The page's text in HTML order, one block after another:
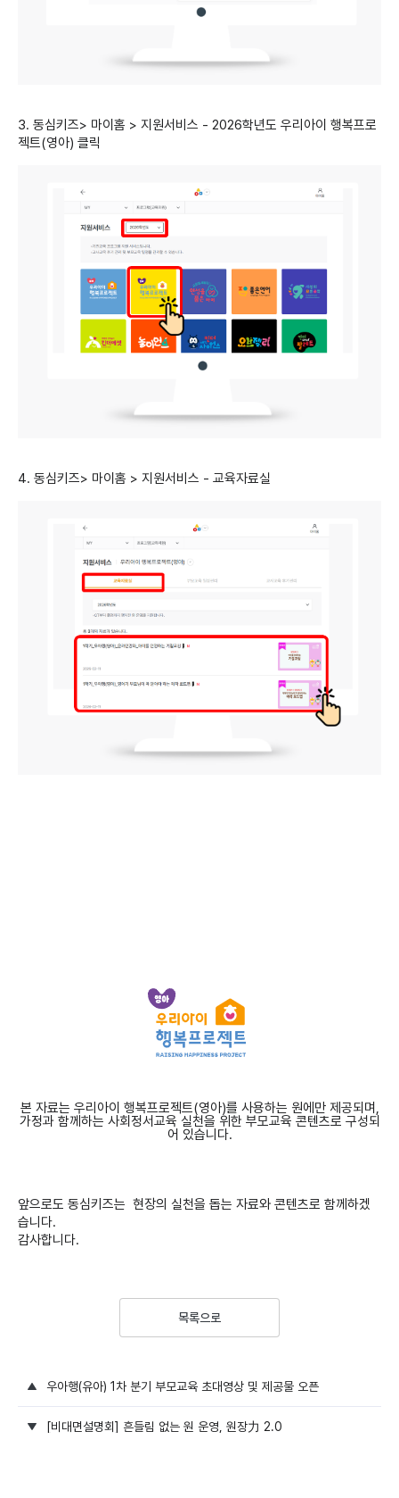
3. 동심키즈> 마이홈 > 지원서비스 - 2026학년도 우리아이 행복프로
젝트(영아) 클릭
4. 동심키즈> 마이홈 > 지원서비스 - 교육자료실
본 자료는 우리아이 행복프로젝트(영아)를 사용하는 원에만 제공되며,
가정과 함께하는 사회정서교육 실천을 위한 부모교육 콘텐츠로 구성되
어 있습니다.
앞으로도 동심키즈는 현장의 실천을 돕는 자료와 콘텐츠로 함께하겠
습니다.
감사합니다.
목록으로
우아행(유아) 1차 분기 부모교육 초대영상 및 제공물 오픈
[비대면설명회] 흔들림 없는 원 운영, 원장力 2.0